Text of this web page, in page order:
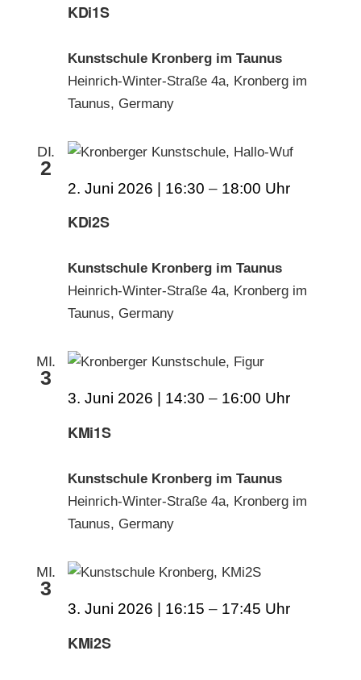
KDi1S
Kunstschule Kronberg im Taunus
Heinrich-Winter-Straße 4a, Kronberg im
Taunus, Germany
DI.
2
KDi2S
2. Juni 2026 | 16:30 – 18:00
Kunstschule Kronberg im Taunus
Heinrich-Winter-Straße 4a, Kronberg im
Taunus, Germany
MI.
3
KMi1S
3. Juni 2026 | 14:30 – 16:00
Kunstschule Kronberg im Taunus
Heinrich-Winter-Straße 4a, Kronberg im
Taunus, Germany
MI.
3
KMi2S
3. Juni 2026 | 16:15 – 17:45